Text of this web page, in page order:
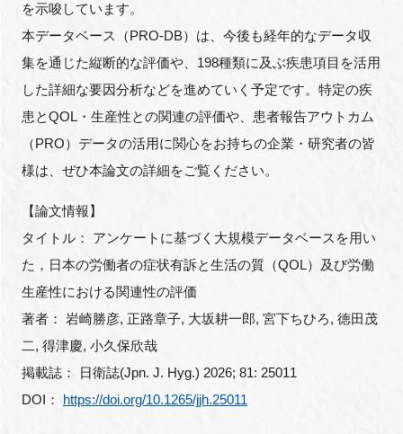
を示唆しています。
本データベース（PRO-DB）は、今後も経年的なデータ収
集を通じた縦断的な評価や、198種類に及ぶ疾患項目を活用
した詳細な要因分析などを進めていく予定です。特定の疾
患とQOL・生産性との関連の評価や、患者報告アウトカム
（PRO）データの活用に関心をお持ちの企業・研究者の皆
様は、ぜひ本論文の詳細をご覧ください。
【論文情報】
タイトル： アンケートに基づく大規模データベースを用い
た，日本の労働者の症状有訴と生活の質（QOL）及び労働
生産性における関連性の評価
著者： 岩崎勝彦, 正路章子, 大坂耕一郎, 宮下ちひろ, 徳田茂
二, 得津慶, 小久保欣哉
掲載誌： 日衛誌(Jpn. J. Hyg.) 2026; 81: 25011
DOI： https://doi.org/10.1265/jjh.25011